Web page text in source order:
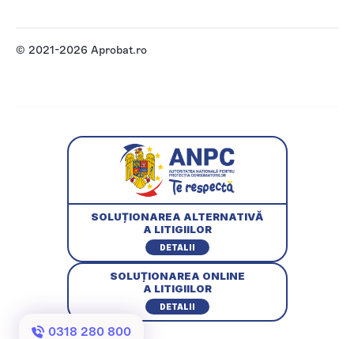
© 2021-2026 Aprobat.ro
SOLUȚIONAREA ALTERNATIVĂ
A LITIGIILOR
DETALII
SOLUȚIONAREA ONLINE
A LITIGIILOR
DETALII
0318 280 800